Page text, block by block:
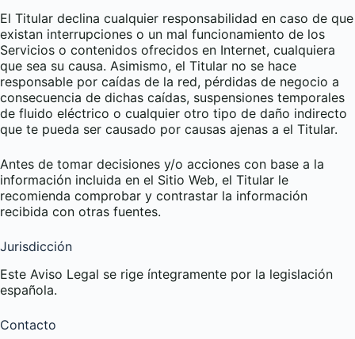
El Titular declina cualquier responsabilidad en caso de que
existan interrupciones o un mal funcionamiento de los
Servicios o contenidos ofrecidos en Internet, cualquiera
que sea su causa. Asimismo, el Titular no se hace
responsable por caídas de la red, pérdidas de negocio a
consecuencia de dichas caídas, suspensiones temporales
de fluido eléctrico o cualquier otro tipo de daño indirecto
que te pueda ser causado por causas ajenas a el Titular.
Antes de tomar decisiones y/o acciones con base a la
información incluida en el Sitio Web, el Titular le
recomienda comprobar y contrastar la información
recibida con otras fuentes.
Jurisdicción
Este Aviso Legal se rige íntegramente por la legislación
española.
Contacto